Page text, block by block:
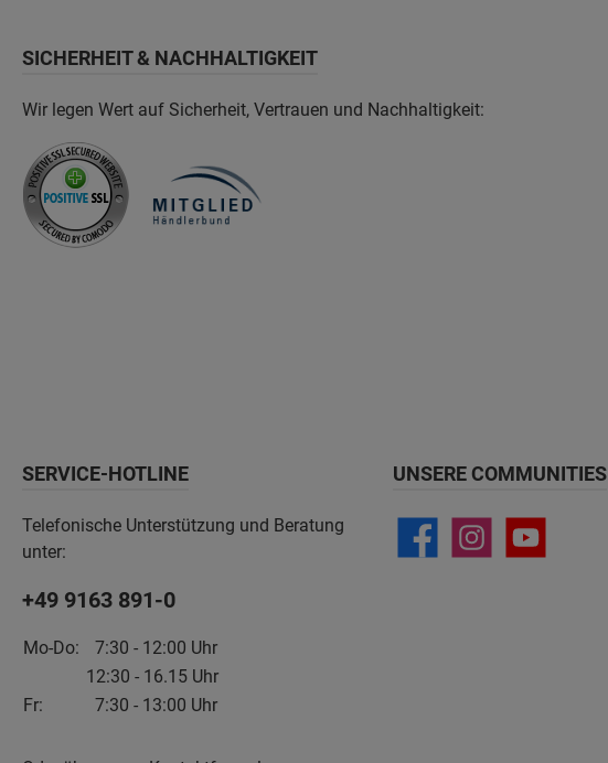
SICHERHEIT & NACHHALTIGKEIT
Wir legen Wert auf Sicherheit, Vertrauen und Nachhaltigkeit:
SERVICE-HOTLINE
Telefonische Unterstützung und Beratung
unter:
+49 9163 891-0
Mo-Do:
7:30 - 12:00 Uhr
12:30 - 16.15 Uhr
Fr:
7:30 - 13:00 Uhr
UNSERE COMMUNITIES